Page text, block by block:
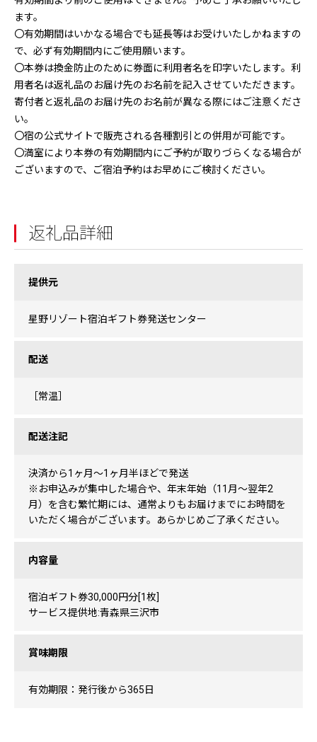
ます。
〇有効期間はいかなる場合でも延長等はお受けいたしかねますの
で、必ず有効期間内にご使用願います。
〇本券は換金防止のために券面に利用者名を印字いたします。利
用者名は返礼品のお届け先のお名前を記入させていただきます。
寄付者と返礼品のお届け先のお名前が異なる際にはご注意くださ
い。
〇宿の公式サイトで販売される各種割引との併用が可能です。
〇満室により本券の有効期間内にご予約が取りづらくなる場合が
ございますので、ご宿泊予約はお早めにご検討ください。
返礼品詳細
提供元
星野リゾート宿泊ギフト券発送センター
配送
［常温］
配送注記
決済から1ヶ月〜1ヶ月半ほどで発送
※お申込みが集中した場合や、年末年始（11月〜翌年2
月）を含む繁忙期には、通常よりもお届けまでにお時間を
いただく場合がございます。あらかじめご了承ください。
内容量
宿泊ギフト券30,000円分[1枚]
サービス提供地:青森県三沢市
賞味期限
有効期限：発行後から365日